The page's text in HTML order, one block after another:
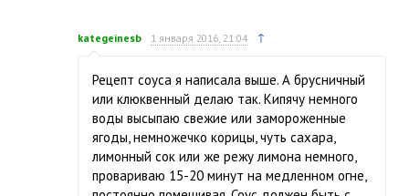
kategeinesb 1 января 2016, 21:04 ↑
Рецепт соуса я написала выше. А брусничный
или клюквенный делаю так. Кипячу немного
воды высыпаю свежие или замороженные
ягоды, немножечко корицы, чуть сахара,
лимонный сок или же режу лимона немного,
провариваю 15-20 минут на медленном огне,